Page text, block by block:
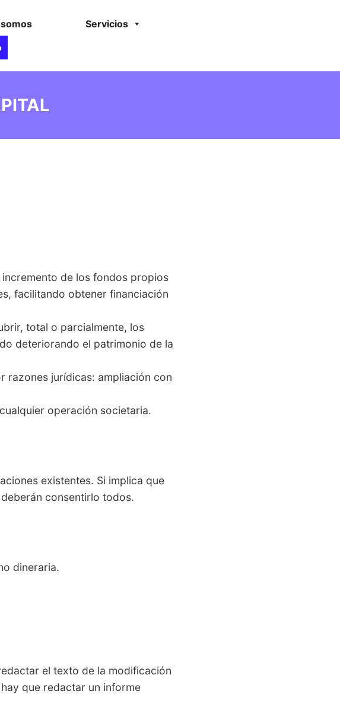
Servicios
de los fondos propios
facilitando obtener financiación
total o parcialmente, los
deteriorando el patrimonio de la
razones jurídicas: ampliación con
operación societaria.
existentes. Si implica que
consentirlo todos.
dineraria.
el texto de la modificación
que redactar un informe